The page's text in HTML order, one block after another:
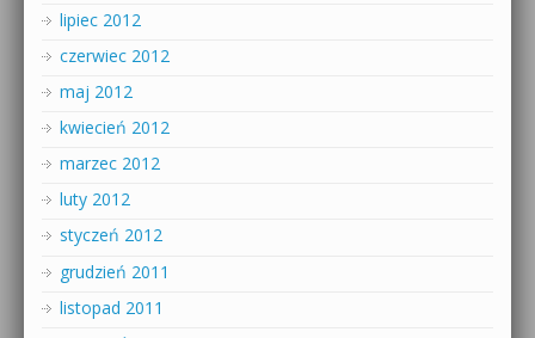
lipiec 2012
czerwiec 2012
maj 2012
kwiecień 2012
marzec 2012
luty 2012
styczeń 2012
grudzień 2011
listopad 2011